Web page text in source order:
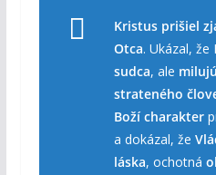
Kristus prišiel
Otca. Ukázal, že
sudca, ale
strateného
Boží charakter
a dokázal, že
láska, ochotná